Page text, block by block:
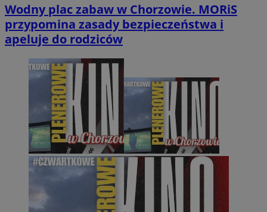
Wodny plac zabaw w Chorzowie. MORiS
przypomina zasady bezpieczeństwa i
apeluje do rodziców